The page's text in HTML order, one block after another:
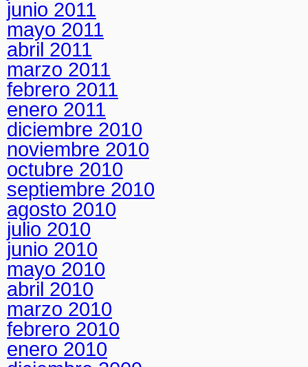
junio 2011
mayo 2011
abril 2011
marzo 2011
febrero 2011
enero 2011
diciembre 2010
noviembre 2010
octubre 2010
septiembre 2010
agosto 2010
julio 2010
junio 2010
mayo 2010
abril 2010
marzo 2010
febrero 2010
enero 2010